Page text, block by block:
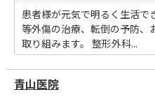
患者様が元気で明るく生活
等外傷の治療、転倒の予防、
取り組みます。 整形外科...
青山医院